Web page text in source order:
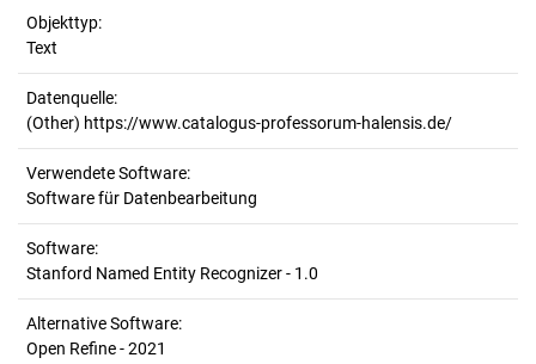
Objekttyp:
Text
Datenquelle:
(Other) https://www.catalogus-professorum-halensis.de/
Verwendete Software:
Software für Datenbearbeitung
Software:
Stanford Named Entity Recognizer - 1.0
Alternative Software:
Open Refine - 2021